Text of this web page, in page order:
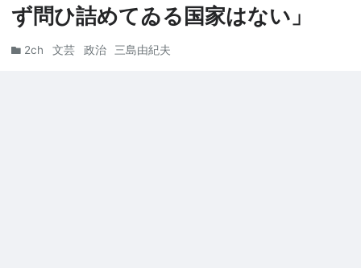
ず問ひ詰めてゐる国家はない」
2ch 文芸 政治 三島由紀夫